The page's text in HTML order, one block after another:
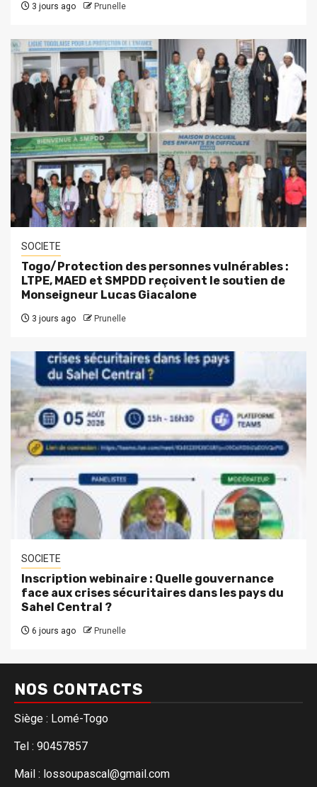
3 jours ago Prunelle
SOCIETE
Togo/Protection des personnes vulnérables :
LTPE, MAED et SMPDD reçoivent le soutien de
Monseigneur Lucas Giacalone
3 jours ago Prunelle
SOCIETE
Inscription webinaire : Quelle gouvernance
face aux crises sécuritaires dans les pays du
Sahel Central ?
6 jours ago Prunelle
NOS CONTACTS
Siège : Lomé-Togo
Tel : 90457857
Mail : lossoupascal@gmail.com